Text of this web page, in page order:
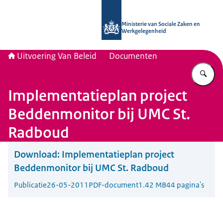
Ministerie van Sociale Zaken en
Werkgelegenheid
Uitvoering Van Beleid Documenten
Implementatieplan project
Beddenmonitor bij UMC St.
Radboud
Download: Implementatieplan project
Beddenmonitor bij UMC St. Radboud
Publicatie26-05-2011 PDF-document1.42 MB44 pagina's